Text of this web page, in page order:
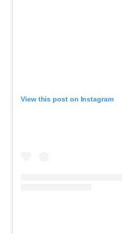
View this post on Instagram